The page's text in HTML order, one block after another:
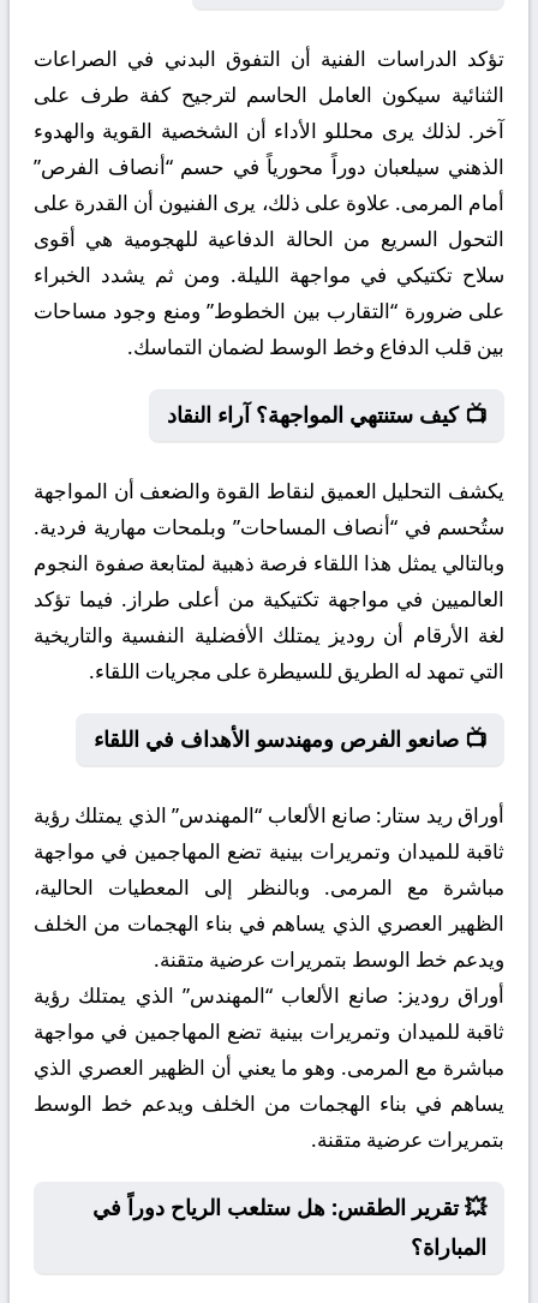
تؤكد الدراسات الفنية أن التفوق البدني في الصراعات
الثنائية سيكون العامل الحاسم لترجيح كفة طرف على
آخر. لذلك يرى محللو الأداء أن الشخصية القوية والهدوء
الذهني سيلعبان دوراً محورياً في حسم “أنصاف الفرص”
أمام المرمى. علاوة على ذلك، يرى الفنيون أن القدرة على
التحول السريع من الحالة الدفاعية للهجومية هي أقوى
سلاح تكتيكي في مواجهة الليلة. ومن ثم يشدد الخبراء
على ضرورة “التقارب بين الخطوط” ومنع وجود مساحات
بين قلب الدفاع وخط الوسط لضمان التماسك.
📺 كيف ستنتهي المواجهة؟ آراء النقاد
يكشف التحليل العميق لنقاط القوة والضعف أن المواجهة
ستُحسم في “أنصاف المساحات” وبلمحات مهارية فردية.
وبالتالي يمثل هذا اللقاء فرصة ذهبية لمتابعة صفوة النجوم
العالميين في مواجهة تكتيكية من أعلى طراز. فيما تؤكد
لغة الأرقام أن روديز يمتلك الأفضلية النفسية والتاريخية
التي تمهد له الطريق للسيطرة على مجريات اللقاء.
📺 صانعو الفرص ومهندسو الأهداف في اللقاء
أوراق ريد ستار: صانع الألعاب “المهندس” الذي يمتلك رؤية
ثاقبة للميدان وتمريرات بينية تضع المهاجمين في مواجهة
مباشرة مع المرمى. وبالنظر إلى المعطيات الحالية،
الظهير العصري الذي يساهم في بناء الهجمات من الخلف
ويدعم خط الوسط بتمريرات عرضية متقنة.
أوراق روديز: صانع الألعاب “المهندس” الذي يمتلك رؤية
ثاقبة للميدان وتمريرات بينية تضع المهاجمين في مواجهة
مباشرة مع المرمى. وهو ما يعني أن الظهير العصري الذي
يساهم في بناء الهجمات من الخلف ويدعم خط الوسط
بتمريرات عرضية متقنة.
💥 تقرير الطقس: هل ستلعب الرياح دوراً في
المباراة؟